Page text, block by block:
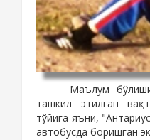
Маълум
ташкил этилган
тўйига яъни,
автобусда боришган